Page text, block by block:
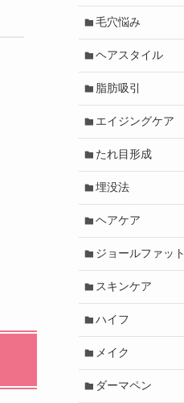
毛穴悩み
ヘアスタイル
脂肪吸引
エイジングケア
たれ目形成
埋没法
ヘアケア
ジョールファット
スキンケア
ハイフ
メイク
ダーマペン